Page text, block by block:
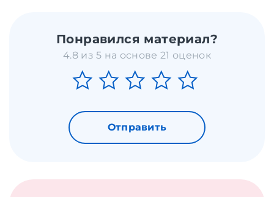
Понравился материал?
4.8 из 5 на основе 21 оценок
Отправить